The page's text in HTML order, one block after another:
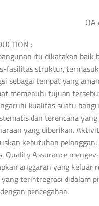
QA
:
itu dikatakan baik
fasilitas struktur,
sebagai tempat yang
memenuhi tujuan
kualitas suatu
dan terencana
yang diberikan.
kebutuhan
Quality Assurance
anggaran yang keluar
terintregrasi didalam
pencegahan.